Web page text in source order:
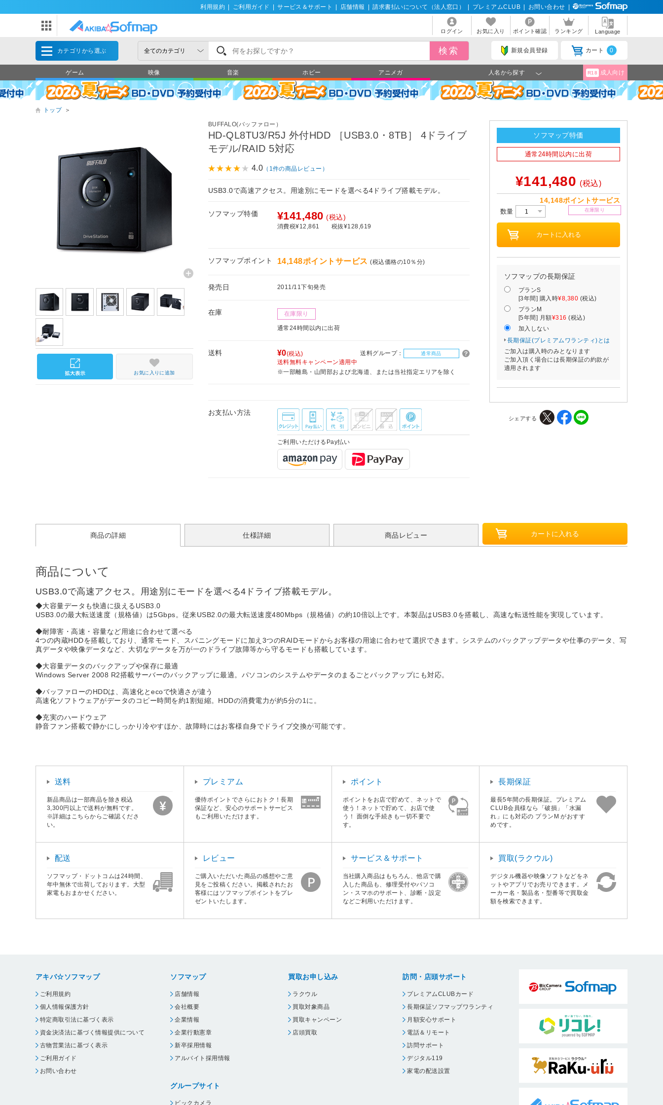
利用規約 ご利用ガイド サービス＆サポート 店舗情報 請求書払いについて（法人窓口） プレミアムCLUB お問い合わせ
ログイン お気に入り ポイント確認 ランキング Language
カテゴリから選ぶ 新規会員登録 カート 0
ゲーム 映像 音楽 ホビー アニメガ 人名から探す R18 成人向け
トップ ＞
BUFFALO(バッファロー）
HD-QL8TU3/R5J 外付HDD ［USB3.0・8TB］ 4ドライブ
モデル/RAID 5対応
4.0 （1件の商品レビュー）
USB3.0で高速アクセス。用途別にモードを選べる4ドライブ搭載モデル。
ソフマップ特価 ¥141,480 (税込)
消費税¥12,861 税抜¥128,619
ソフマップポイント 14,148ポイントサービス(税込価格の10％分)
発売日 2011/11下旬発売
在庫 在庫限り
通常24時間以内に出荷
送料 ¥0(税込) 送料グループ： 通常商品
送料無料キャンペーン適用中
※一部離島・山間部および北海道、または当社指定エリアを除く
お支払い方法
ご利用いただけるPay払い
お気に入りに追加
ソフマップ特価
通常24時間以内に出荷
¥141,480 (税込)
14,148ポイントサービス
数量 在庫限り
ソフマップの長期保証
プランS
[3年間] 購入時¥8,380 (税込)
プランM
[5年間] 月額¥316 (税込)
加入しない
長期保証(プレミアムワランティ)とは
ご加入は購入時のみとなります
ご加入頂く場合には長期保証の約款が
適用されます
シェアする
商品の詳細 仕様詳細 商品レビュー
商品について
USB3.0で高速アクセス。用途別にモードを選べる4ドライブ搭載モデル。
◆大容量データも快適に扱えるUSB3.0
USB3.0の最大転送速度（規格値）は5Gbps。従来USB2.0の最大転送速度480Mbps（規格値）の約10倍以上です。本製品はUSB3.0を搭載し、高速な転送性能を実現しています。
◆耐障害・高速・容量など用途に合わせて選べる
4つの内蔵HDDを搭載しており、通常モード、スパニングモードに加え3つのRAIDモードからお客様の用途に合わせて選択できます。システムのバックアップデータや仕事のデータ、写
真データや映像データなど、大切なデータを万が一のドライブ故障等から守るモードも搭載しています。
◆大容量データのバックアップや保存に最適
Windows Server 2008 R2搭載サーバーのバックアップに最適。パソコンのシステムやデータのまるごとバックアップにも対応。
◆バッファローのHDDは、高速化とecoで快適さが違う
高速化ソフトウェアがデータのコピー時間を約1割短縮。HDDの消費電力が約5分の1に。
◆充実のハードウェア
静音ファン搭載で静かにしっかり冷やすほか、故障時にはお客様自身でドライブ交換が可能です。
送料
新品商品は一部商品を除き税込
3,300円以上で送料が無料です。
※詳細はこちらからご確認くださ
い。
プレミアム
優待ポイントでさらにおトク！長期
保証など、安心のサポートサービス
もご利用いただけます。
ポイント
ポイントをお店で貯めて、ネットで
使う！ネットで貯めて、お店で使
う！ 面倒な手続きも一切不要で
す。
長期保証
最長5年間の長期保証。プレミアム
CLUB会員様なら「破損」「水漏
れ」にも対応の プランM がおすす
めです。
配送
ソフマップ・ドットコムは24時間、
年中無休で出荷しております。大型
家電もおまかせください。
レビュー
ご購入いただいた商品の感想やご意
見をご投稿ください。掲載されたお
客様にはソフマップポイントをプレ
ゼントいたします。
サービス＆サポート
当社購入商品はもちろん、他店で購
入した商品も、修理受付やパソコ
ン・スマホのサポート、診断・設定
などご利用いただけます。
買取(ラクウル)
デジタル機器や映像ソフトなどをネ
ットやアプリでお売りできます。メ
ーカー名・製品名・型番等で買取金
額を検索できます。
アキバ☆ソフマップ
ご利用規約
個人情報保護方針
特定商取引法に基づく表示
資金決済法に基づく情報提供について
古物営業法に基づく表示
ご利用ガイド
お問い合わせ
ソフマップ
店舗情報
会社概要
企業情報
企業行動憲章
新卒採用情報
アルバイト採用情報
グループサイト
ビックカメラ
買取お申し込み
ラクウル
買取対象商品
買取キャンペーン
店頭買取
訪問・店頭サポート
プレミアムCLUBカード
長期保証ソフマップワランティ
月額安心サポート
電話＆リモート
訪問サポート
デジタル119
家電の配送設置